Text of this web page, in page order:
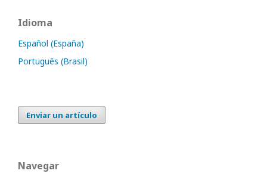
Idioma
Español (España)
Português (Brasil)
Enviar un artículo
Navegar